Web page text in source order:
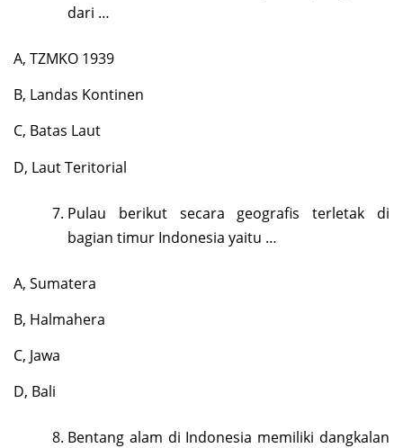
dari …
A, TZMKO 1939
B, Landas Kontinen
C, Batas Laut
D, Laut Teritorial
Pulau berikut secara geografis terletak di
bagian timur Indonesia yaitu …
A, Sumatera
B, Halmahera
C, Jawa
D, Bali
Bentang alam di Indonesia memiliki dangkalan